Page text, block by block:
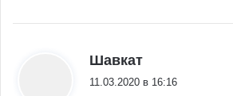
Шавкат
11.03.2020 в 16:16